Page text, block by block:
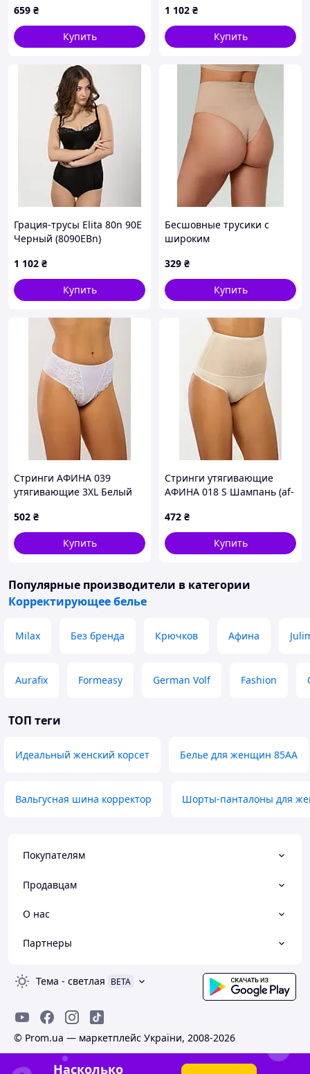
white, L/XL
659 ₴
Купить
1 102 ₴
Купить
Грация-трусы Elita 80n 90E
Черный (8090EВn)
1 102 ₴
Купить
Бесшовные трусики с
широким
Giulia Brazilian Shapewear
nude, L/XL
329 ₴
Купить
Стринги АФИНА 039
утягивающие 3XL Белый
502 ₴
Купить
Стринги утягивающие
АФИНА 018 S Шампань (af-
472 ₴
Купить
Популярные производители в категории
Корректирующее белье
Milax Без бренда Крючков Афина
Aurafix Formeasy German Volf Fashion
ТОП теги
Идеальный женский корсет Белье для женщин 85АА
Вальгусная шина корректор Шорты-панталоны для
Покупателям
Продавцам
О нас
Партнеры
Тема - светлая BETA
© Prom.ua — маркетплейс України, 2008-2026
Насколько